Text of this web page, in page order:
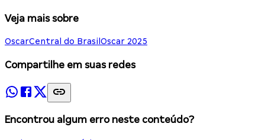
Veja mais sobre
OscarCentral do Brasil Oscar 2025
Compartilhe em suas redes
Encontrou algum erro neste conteúdo?